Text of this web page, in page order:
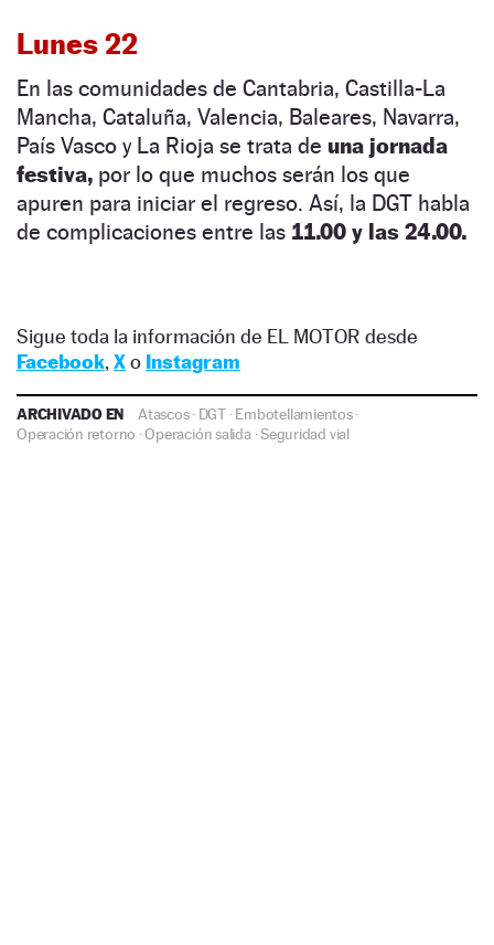
Lunes 22
En las comunidades de Cantabria, Castilla-La
Mancha, Cataluña, Valencia, Baleares, Navarra,
País Vasco y La Rioja se trata de una jornada
festiva, por lo que muchos serán los que
apuren para iniciar el regreso. Así, la DGT habla
de complicaciones entre las 11.00 y las 24.00.
Sigue toda la información de EL MOTOR desde
Facebook, Xo Instagram
ARCHIVADO EN Atascos· DGT ·Embotellamientos·
Operación retorno ·Operación salida·Seguridad vial